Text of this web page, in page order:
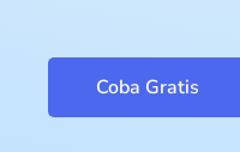
Coba Gratis